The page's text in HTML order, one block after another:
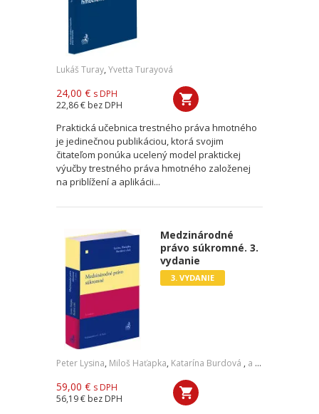
Lukáš Turay, Yvetta Turayová
24,00 € s DPH
22,86 € bez DPH
Praktická učebnica trestného práva hmotného
je jedinečnou publikáciou, ktorá svojim
čitateľom ponúka ucelený model praktickej
výučby trestného práva hmotného založenej
na priblížení a aplikácii...
Medzinárodné
právo súkromné. 3.
vydanie
3. VYDANIE
Peter Lysina, Miloš Haťapka, Katarína Burdová , a kol.
59,00 € s DPH
56,19 € bez DPH